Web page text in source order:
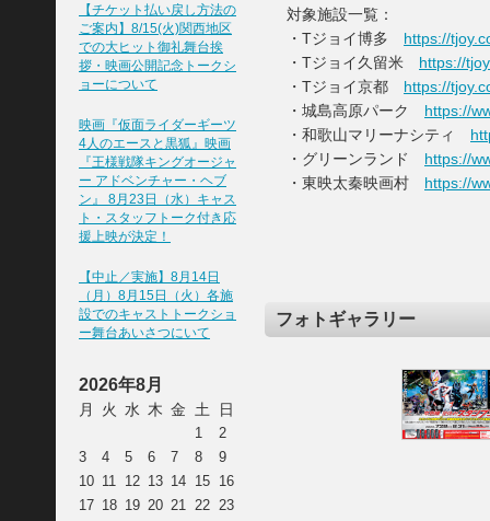
【チケット払い戻し方法の
ご案内】8/15(火)関西地区
での大ヒット御礼舞台挨
拶・映画公開記念トークシ
ョーについて
映画『仮面ライダーギーツ
4人のエースと黒狐』映画
『王様戦隊キングオージャ
ー アドベンチャー・ヘブ
ン』 8月23日（水）キャス
ト・スタッフトーク付き応
援上映が決定！
【中止／実施】8月14日
（月）8月15日（火）各施
設でのキャストトークショ
ー舞台あいさつにいて
2026年8月
月 火 水 木 金 土 日
1
2
3
4 5 6 7 8
9
10 11 12 13 14 15 16
17 18 19 20 21 22 23
対象施設一覧：
・Tジョイ博多 https://
・Tジョイ久留米 https://
・Tジョイ京都 https://
・城島高原パーク https://
・和歌山マリーナシティ
・グリーンランド https://
・東映太秦映画村 https://
フォトギャラリー